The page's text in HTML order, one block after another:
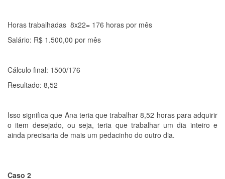
Horas trabalhadas 8x22= 176 horas por mês
Salário: R$ 1.500,00 por mês
Cálculo final: 1500/176
Resultado: 8,52
Isso significa que Ana teria que trabalhar 8,52 horas para adquirir
o item desejado, ou seja, teria que trabalhar um dia inteiro e
ainda precisaria de mais um pedacinho do outro dia.
Caso 2